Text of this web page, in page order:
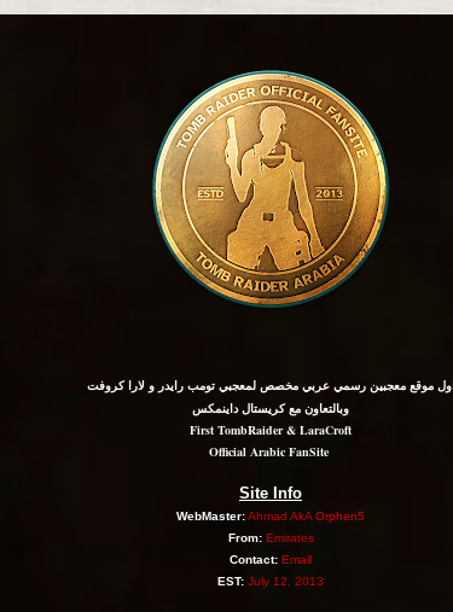
اول موقع معجبين رسمي عربي مخصص لمعجبي تومب رايدر و لارا كروفت
وبالتعاون مع كريستال داينمكس
First TombRaider & LaraCroft
Official Arabic FanSite
Site Info
WebMaster:Ahmad AkA Orphen5
From: Emirates
Contact: Email
EST: July 12, 2013